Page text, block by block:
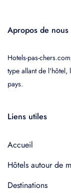
Apropos de nous
Hotels-pas-
type allant de l'hôtel,
pays.
Liens utiles
Accueil
Hôtels autour de
Destinations